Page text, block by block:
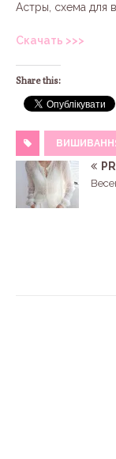
Астры, схема для
Скачать >>>
Share this: